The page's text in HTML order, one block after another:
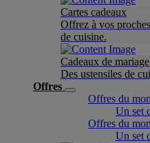
Cartes cadeaux
Offrez à vos
de cuisine.
Cadeaux de mariage
Des ustensiles de
Offres
Offres du
Un set
Offres du
Un set